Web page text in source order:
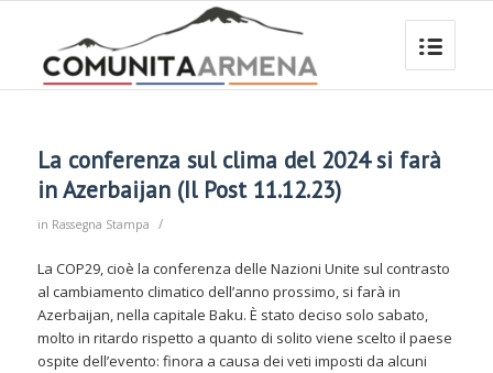
La conferenza sul clima del 2024 si farà
in Azerbaijan (Il Post 11.12.23)
in Rassegna Stampa /
La COP29, cioè la conferenza delle Nazioni Unite sul contrasto
al cambiamento climatico dell’anno prossimo, si farà in
Azerbaijan, nella capitale Baku. È stato deciso solo sabato,
molto in ritardo rispetto a quanto di solito viene scelto il paese
ospite dell’evento: finora a causa dei veti imposti da alcuni